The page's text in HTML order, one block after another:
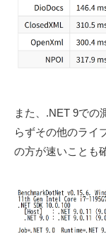
また、.NET 9での
らずその他のライ
の方が速いことも